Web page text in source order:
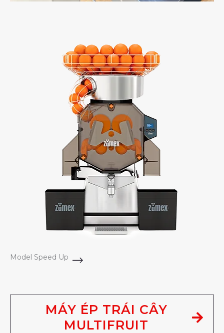
Model Speed Up
MÁY ÉP TRÁI CÂY
MULTIFRUIT